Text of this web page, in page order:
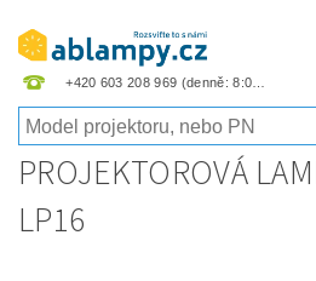
+420 603 208 969
PROJEKTOROVÁ
LP16